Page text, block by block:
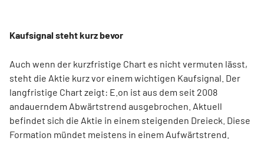
Kaufsignal steht kurz bevor
Auch wenn der kurzfristige Chart es nicht vermuten lässt,
steht die Aktie kurz vor einem wichtigen Kaufsignal. Der
langfristige Chart zeigt: E.on ist aus dem seit 2008
andauerndem Abwärtstrend ausgebrochen. Aktuell
befindet sich die Aktie in einem steigenden Dreieck. Diese
Formation mündet meistens in einem Aufwärtstrend.